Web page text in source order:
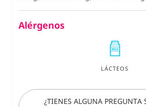
Alérgenos
LÁCTEOS
¿TIENES ALGUNA PREGUNTA